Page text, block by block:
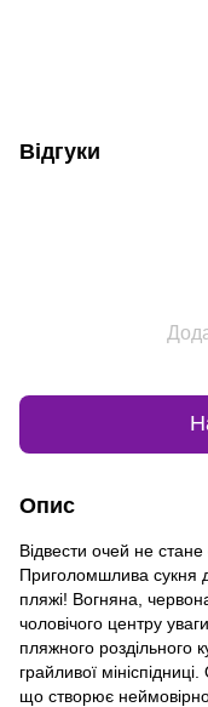
Відгуки
Опис
Відвести очей не
Приголомшлива сукня
пляжі! Вогняна,
чоловічого центру
пляжного роздільного
грайливої
що створює